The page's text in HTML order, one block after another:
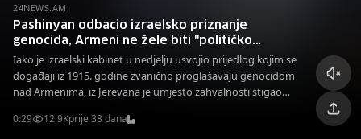
24NEWS.AM
Pashinyan odbacio izraelsko priznanje
genocida, Armeni ne žele biti "političko
oružje"
Iako je izraelski kabinet u nedjelju usvojio prijedlog kojim se
događaji iz 1915. godine zvanično proglašavaju genocidom
nad Armenima, iz Jerevana je umjesto zahvalnosti stigao
poručio je da Armenija na to uopće neće reagovati.
0:29 12.9Kprije 38 dana